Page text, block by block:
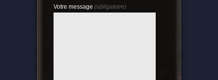
Votre message (obligatoire)